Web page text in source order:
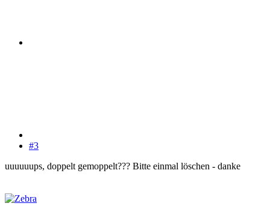
#3
uuuuuups, doppelt gemoppelt??? Bitte einmal löschen - danke